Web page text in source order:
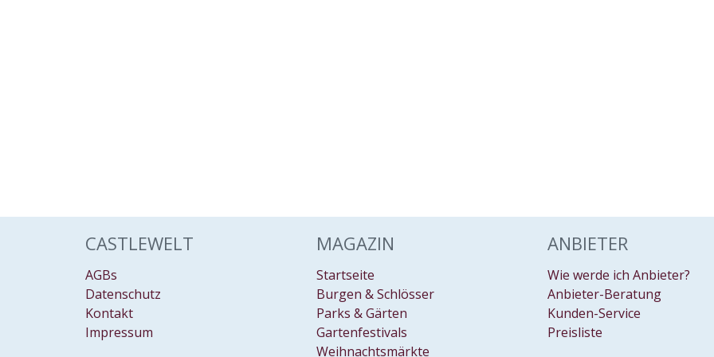
CASTLEWELT
AGBs
Datenschutz
Kontakt
Impressum
MAGAZIN
Startseite
Burgen & Schlösser
Parks & Gärten
Gartenfestivals
Weihnachtsmärkte
ANBIETER
Wie werde ich Anbieter?
Anbieter-Beratung
Kunden-Service
Preisliste